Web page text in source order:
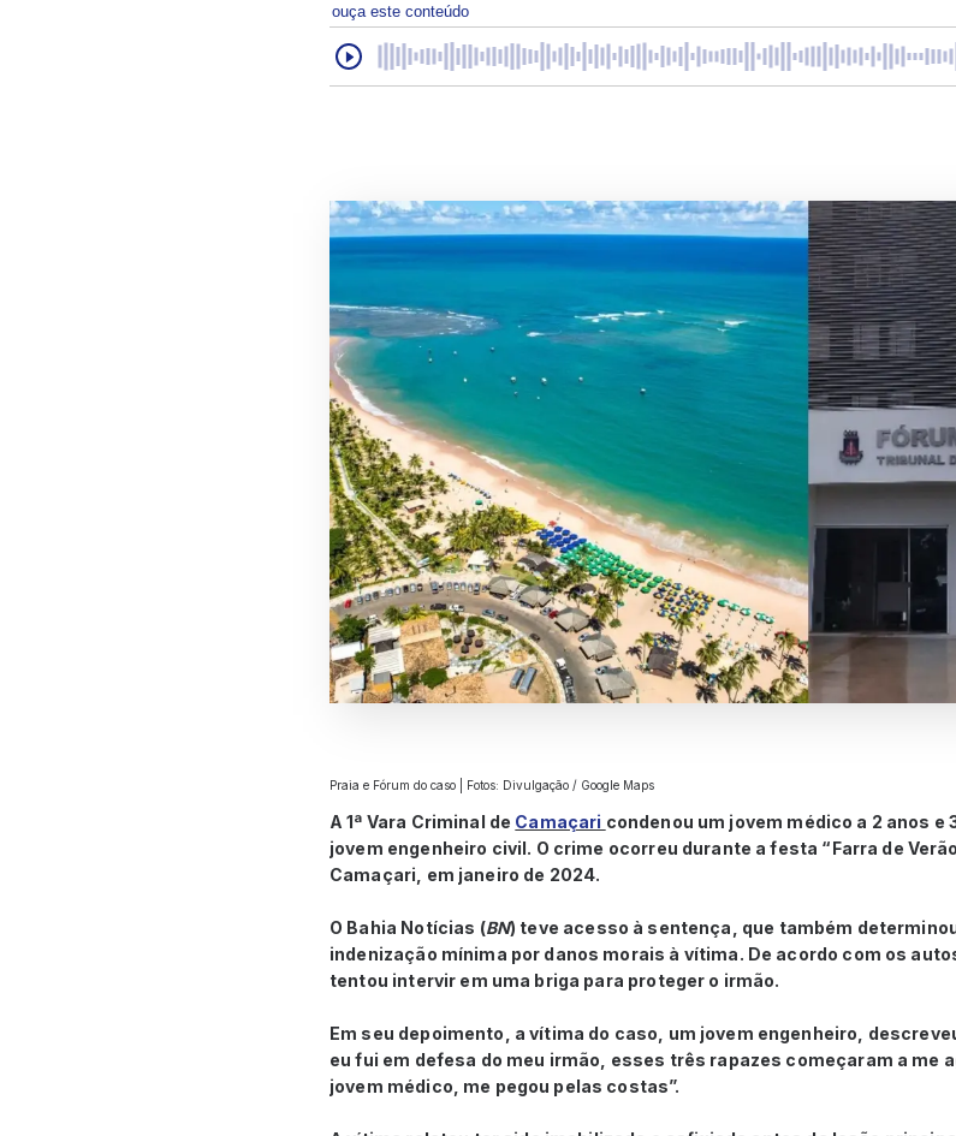
ouça este conteúdo
Praia e Fórum do caso | Fotos: Divulgação / Google Maps
A 1ª Vara Criminal de Camaçari condenou um jovem médico a 2 anos
jovem engenheiro civil. O crime ocorreu durante a festa “Farra de
Camaçari, em janeiro de 2024.
O Bahia Notícias (BN) teve acesso à sentença, que também
indenização mínima por danos morais à vítima. De acordo com os
tentou intervir em uma briga para proteger o irmão.
Em seu depoimento, a vítima do caso, um jovem engenheiro,
eu fui em defesa do meu irmão, esses três rapazes começaram a me
jovem médico, me pegou pelas costas”.